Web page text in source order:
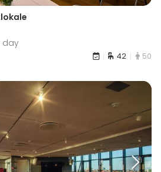
day
42 50